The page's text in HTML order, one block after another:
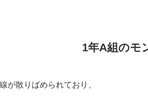
1年A組の
が散りばめられており、